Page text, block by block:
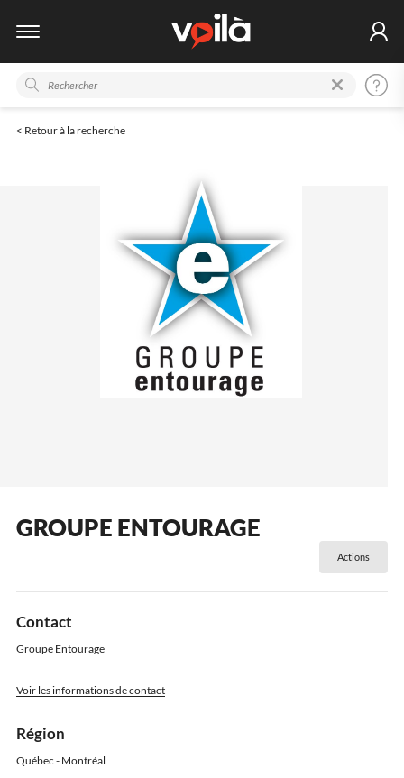
< Retour à la recherche
GROUPE ENTOURAGE
Actions
Contact
Groupe Entourage
Voir les informations de contact
Région
Québec - Montréal